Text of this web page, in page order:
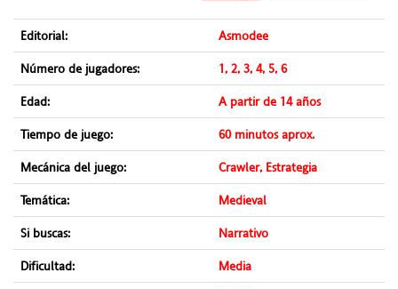
Editorial:
Asmodee
Número de jugadores:
1, 2, 3, 4, 5, 6
Edad:
A partir de 14 años
Tiempo de juego:
60 minutos aprox.
Mecánica del juego:
Crawler, Estrategia
Temática:
Medieval
Si buscas:
Narrativo
Dificultad:
Media